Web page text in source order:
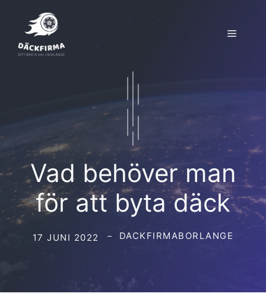
innehåll
Meny
Vad behöver man
för att byta däck
17 JUNI 2022 DACKFIRMABORLANGE